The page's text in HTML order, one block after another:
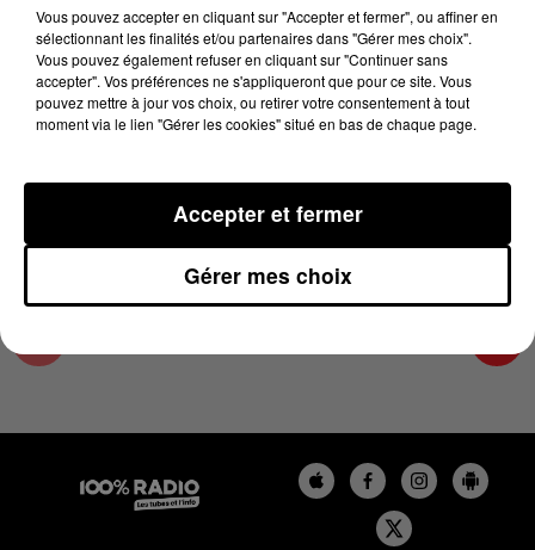
28 août 2024 - 2 min 22 sec
LES INFOS DE L'HÉRAULT DU 28/08/2024 À
09H59
Podcasts infos de l'Hérault
Vous pouvez accepter en cliquant sur "Accepter et fermer", ou affiner en
sélectionnant les finalités et/ou partenaires dans "Gérer mes choix".
Vous pouvez également refuser en cliquant sur "Continuer sans
accepter". Vos préférences ne s'appliqueront que pour ce site. Vous
pouvez mettre à jour vos choix, ou retirer votre consentement à tout
moment via le lien "Gérer les cookies" situé en bas de chaque page.
Gérer mes choix
Accepter et fermer